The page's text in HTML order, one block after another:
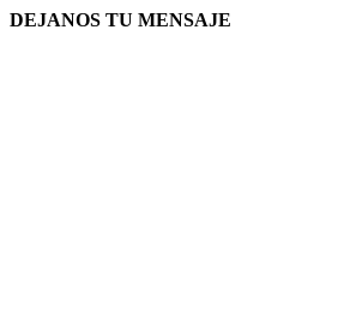
DEJANOS TU MENSAJE